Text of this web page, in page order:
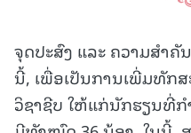
ຈຸດປະສົງ ແລະ ຄວາມສຳ
ນີ້, ເພື່ອເປັນການເພີ່ມທັກ
ວິຊາຊີບ ໃຫ້ແກ່ນັກຮຽນທີ່ກ